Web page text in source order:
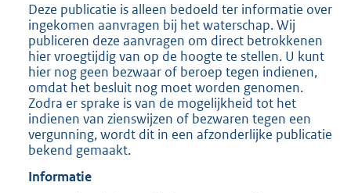
Deze publicatie is alleen bedoeld ter informatie over
ingekomen aanvragen bij het waterschap. Wij
publiceren deze aanvragen om direct betrokkenen
hier vroegtijdig van op de hoogte te stellen. U kunt
hier nog geen bezwaar of beroep tegen indienen,
omdat het besluit nog moet worden genomen.
Zodra er sprake is van de mogelijkheid tot het
indienen van zienswijzen of bezwaren tegen een
vergunning, wordt dit in een afzonderlijke publicatie
bekend gemaakt.
Informatie